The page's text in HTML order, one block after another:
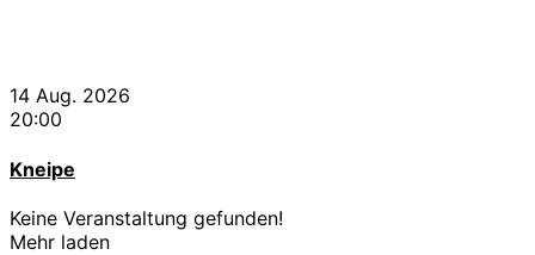
14 Aug. 2026
20:00
Kneipe
Keine Veranstaltung gefunden!
Mehr laden